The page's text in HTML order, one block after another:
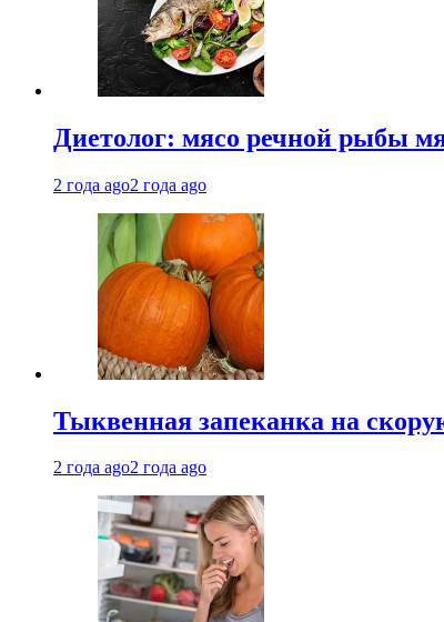
Диетолог: мясо речной рыбы
2 года ago2 года ago
Тыквенная запеканка на
2 года ago2 года ago